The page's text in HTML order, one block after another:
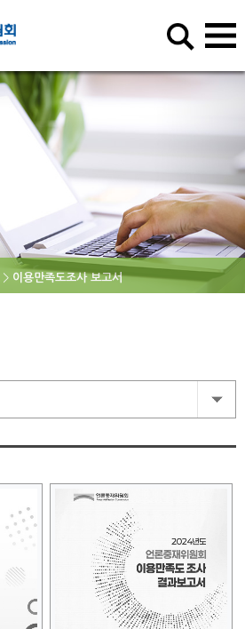
이용만족도조사 보고서